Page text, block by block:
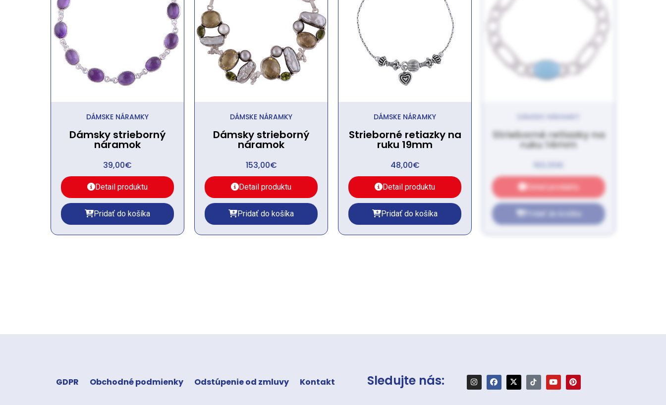
DÁMSKE NÁRAMKY
Dámsky strieborný
náramok
39,00€
Detail produktu
Pridať do košíka
DÁMSKE NÁRAMKY
Dámsky strieborný
náramok
153,00€
Detail produktu
Pridať do košíka
DÁMSKE NÁRAMKY
Strieborné retiazky na
ruku 19mm
48,00€
Detail produktu
Pridať do košíka
DÁMSKE NÁRAMKY
Strieborné retiazky na
ruku 14mm
€
Detail produktu
Pridať do košíka
GDPR Obchodné podmienky Odstúpenie od zmluvy Kontakt Sledujte nás: